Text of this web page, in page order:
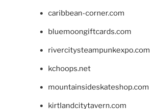
caribbean-corner.com
bluemoongiftcards.com
rivercitysteampunkexpo.com
kchoops.net
mountainsideskateshop.com
kirtlandcitytavern.com